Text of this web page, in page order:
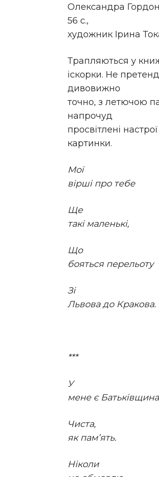
Олександра
56 с.,
художник Ірина
Трапляються у
іскорки. Не
дивовижно
точно, з летючою
напрочуд
просвітлені
картинки.
Мої
вірші про тебе
Ще
такі маленькі,
Що
бояться перельоту
Зі
Львова до Кракова.
***
У
мене є
Чиста,
як пам’ять.
Ніколи